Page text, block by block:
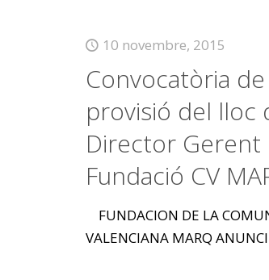
10 novembre, 2015
Convocatòria de
provisió del lloc
Director Gerent
Fundació CV
FUNDACION DE LA
VALENCIANA MARQ